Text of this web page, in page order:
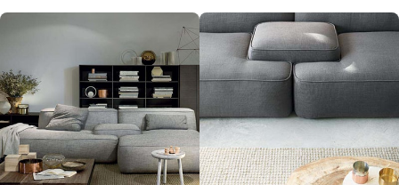
ADDITIONAL INFORMATION